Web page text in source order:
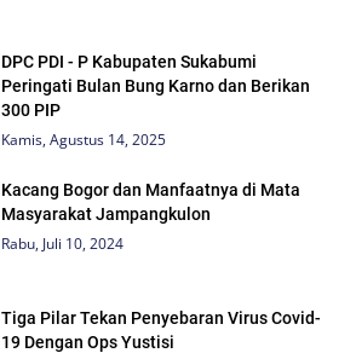
DPC PDI - P Kabupaten Sukabumi
Peringati Bulan Bung Karno dan Berikan
300 PIP
Kamis, Agustus 14, 2025
Kacang Bogor dan Manfaatnya di Mata
Masyarakat Jampangkulon
Rabu, Juli 10, 2024
Tiga Pilar Tekan Penyebaran Virus Covid-
19 Dengan Ops Yustisi